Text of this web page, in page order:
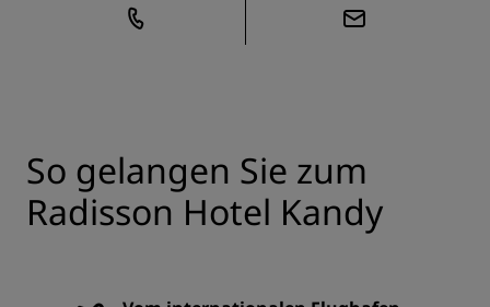
So gelangen Sie zum
Radisson Hotel Kandy